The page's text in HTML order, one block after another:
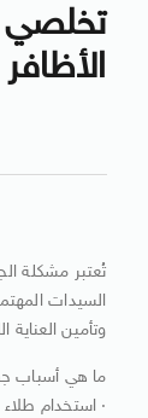
تخلصي
الأظافر
تُعتبر مشكلة
السيدات
وتأمين العناية
ما هي أسباب
· استخدام